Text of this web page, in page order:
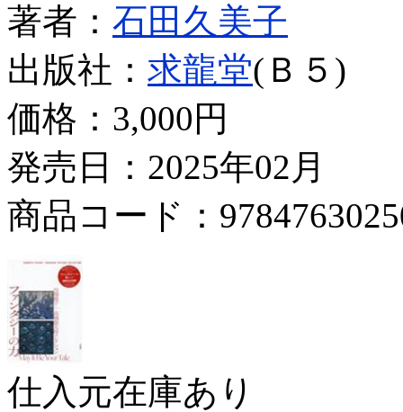
著者： 石田久美子
出版社： 求龍堂(Ｂ５)
価格： 3,000円
発売日：2025年02月
商品コード：
仕入元在庫あり